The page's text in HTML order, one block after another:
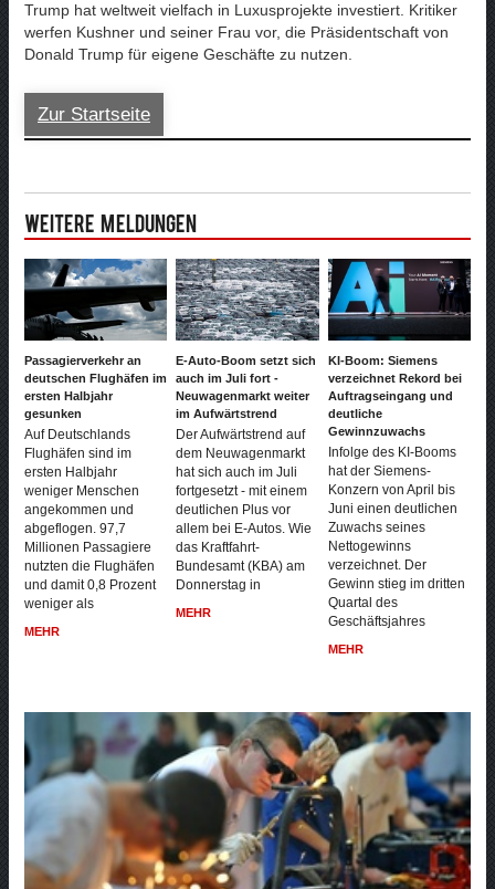
Trump hat weltweit vielfach in Luxusprojekte investiert. Kritiker
werfen Kushner und seiner Frau vor, die Präsidentschaft von
Donald Trump für eigene Geschäfte zu nutzen.
Zur Startseite
Weitere Meldungen
Passagierverkehr an
deutschen Flughäfen im
ersten Halbjahr
gesunken
Auf Deutschlands
Flughäfen sind im
ersten Halbjahr
weniger Menschen
angekommen und
abgeflogen. 97,7
Millionen Passagiere
nutzten die Flughäfen
und damit 0,8 Prozent
weniger als
MEHR
E-Auto-Boom setzt sich
auch im Juli fort -
Neuwagenmarkt weiter
im Aufwärtstrend
Der Aufwärtstrend auf
dem Neuwagenmarkt
hat sich auch im Juli
fortgesetzt - mit einem
deutlichen Plus vor
allem bei E-Autos. Wie
das Kraftfahrt-
Bundesamt (KBA) am
Donnerstag in
MEHR
KI-Boom: Siemens
verzeichnet Rekord bei
Auftragseingang und
deutliche
Gewinnzuwachs
Infolge des KI-Booms
hat der Siemens-
Konzern von April bis
Juni einen deutlichen
Zuwachs seines
Nettogewinns
verzeichnet. Der
Gewinn stieg im dritten
Quartal des
Geschäftsjahres
MEHR